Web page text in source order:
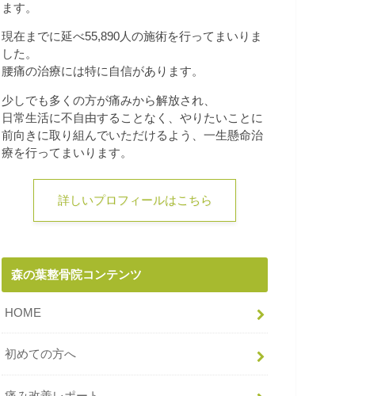
ます。
現在までに延べ55,890人の施術を行ってまいりま
した。
腰痛の治療には特に自信があります。
少しでも多くの方が痛みから解放され、
日常生活に不自由することなく、やりたいことに
前向きに取り組んでいただけるよう、一生懸命治
療を行ってまいります。
詳しいプロフィールはこちら
森の葉整骨院コンテンツ
HOME
初めての方へ